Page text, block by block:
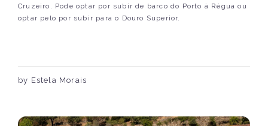
Cruzeiro. Pode optar por subir de barco do Porto à Régua ou
optar pelo por subir para o Douro Superior.
by Estela Morais